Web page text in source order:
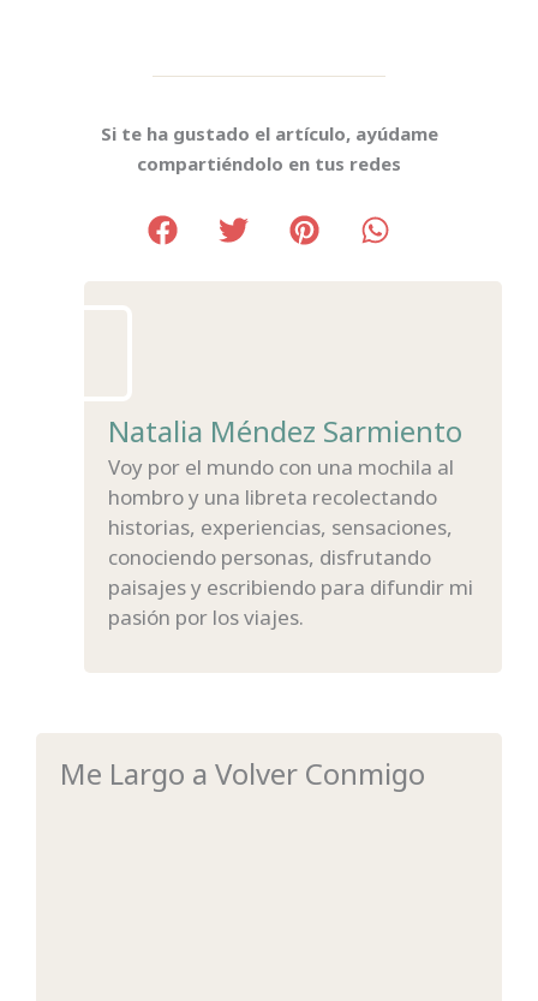
Si te ha gustado el artículo, ayúdame
compartiéndolo en tus redes
Natalia Méndez Sarmiento
Voy por el mundo con una mochila al
hombro y una libreta recolectando
historias, experiencias, sensaciones,
conociendo personas, disfrutando
paisajes y escribiendo para difundir mi
pasión por los viajes.
Me Largo a Volver Conmigo